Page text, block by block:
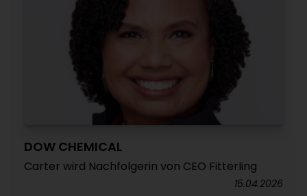
DOW CHEMICAL
Carter wird Nachfolgerin von CEO Fitterling
15.04.2026